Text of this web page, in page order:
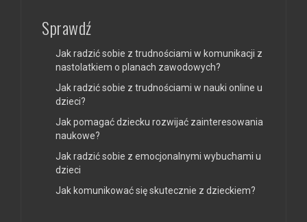
Sprawdź
Jak radzić sobie z trudnościami w komunikacji z
nastolatkiem o planach zawodowych?
Jak radzić sobie z trudnościami w nauki online u
dzieci?
Jak pomagać dziecku rozwijać zainteresowania
naukowe?
Jak radzić sobie z emocjonalnymi wybuchami u
dzieci
Jak komunikować się skutecznie z dzieckiem?